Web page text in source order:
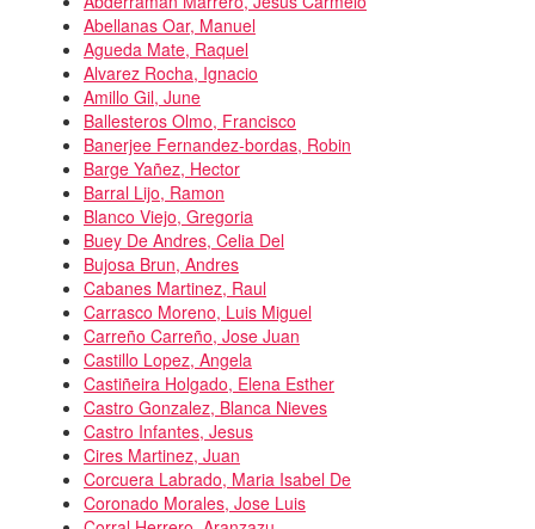
Abellanas Oar, Manuel
Agueda Mate, Raquel
Alvarez Rocha, Ignacio
Amillo Gil, June
Ballesteros Olmo, Francisco
Banerjee Fernandez-bordas, Robin
Barge Yañez, Hector
Barral Lijo, Ramon
Blanco Viejo, Gregoria
Buey De Andres, Celia Del
Bujosa Brun, Andres
Cabanes Martinez, Raul
Carrasco Moreno, Luis Miguel
Carreño Carreño, Jose Juan
Castillo Lopez, Angela
Castiñeira Holgado, Elena Esther
Castro Gonzalez, Blanca Nieves
Castro Infantes, Jesus
Cires Martinez, Juan
Corcuera Labrado, Maria Isabel De
Coronado Morales, Jose Luis